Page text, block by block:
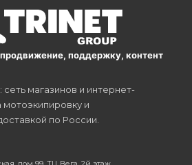
поддержку, контент
магазинов и интернет-
мотоэкипировку и
по России.